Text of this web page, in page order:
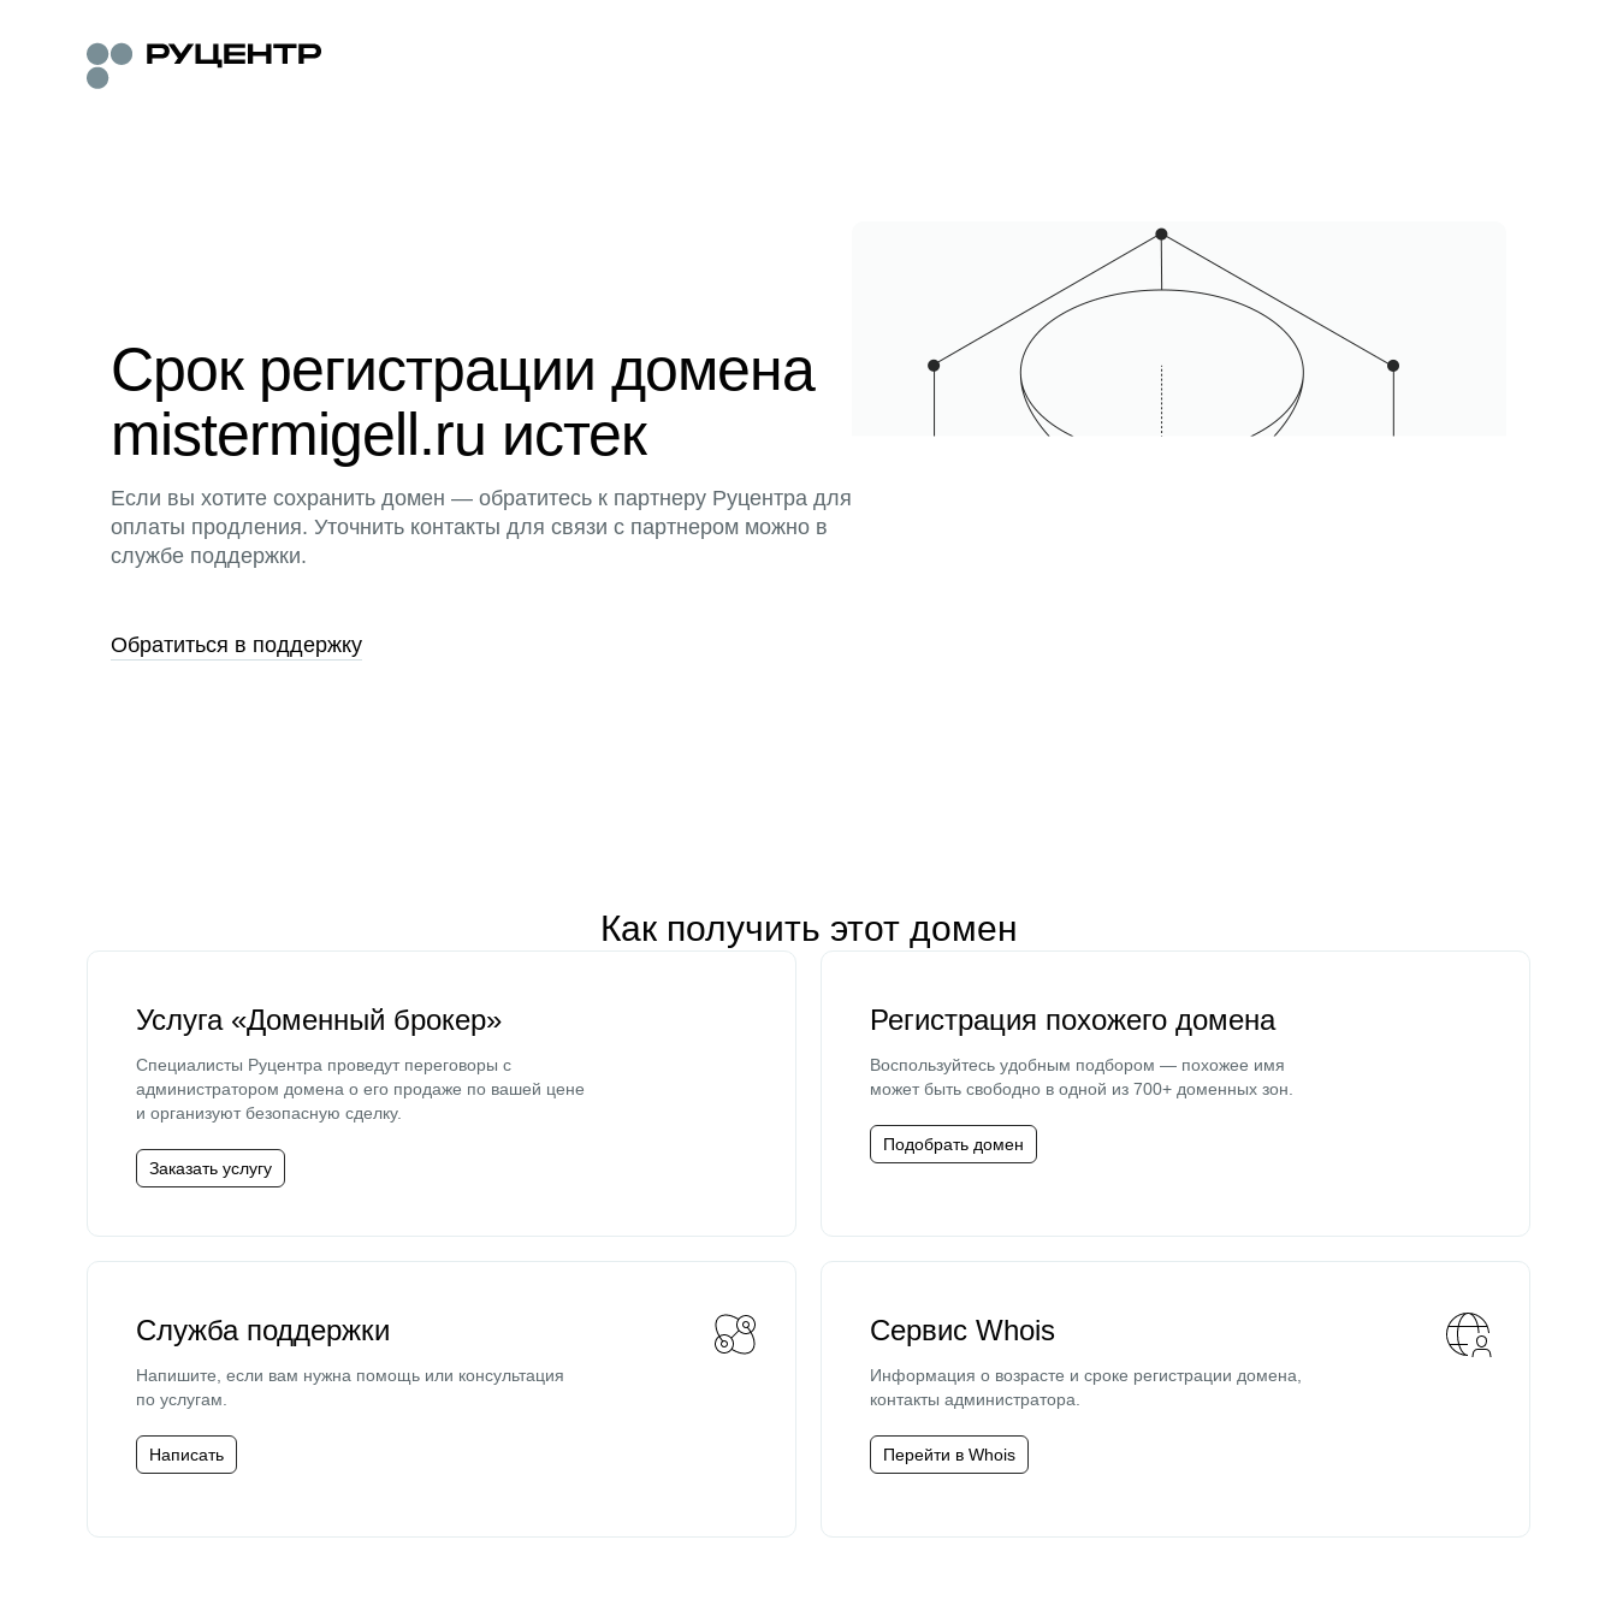
Срок регистрации домена
mistermigell.ru истек
Если вы хотите сохранить домен — обратитесь к партнеру Руцентра для
оплаты продления. Уточнить контакты для связи с партнером можно в
службе поддержки.
Обратиться в поддержку
Как получить этот домен
Услуга «Доменный брокер»
Специалисты Руцентра проведут переговоры с
администратором домена о его продаже по вашей цене
и организуют безопасную сделку.
Заказать услугу
Регистрация похожего домена
Воспользуйтесь удобным подбором — похожее имя
может быть свободно в одной из 700+ доменных зон.
Подобрать домен
Служба поддержки
Напишите, если вам нужна помощь или консультация
по услугам.
Написать
Сервис Whois
Информация о возрасте и сроке регистрации домена,
контакты администратора.
Перейти в Whois